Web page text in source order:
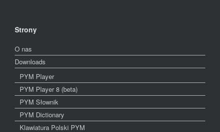
Strony
O nas
Downloads
PYM Player
PYM Player 8 (beta)
PYM Słownik
PYM Dictionary
Klawiatura Polski PYM